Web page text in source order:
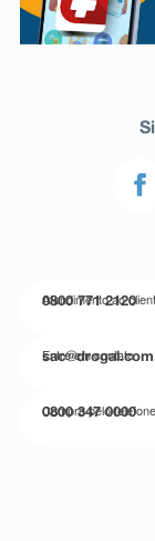
Atendimento ao
0800 771 2120
Entre em contato
Compre pelo telefone
0800 347 0000